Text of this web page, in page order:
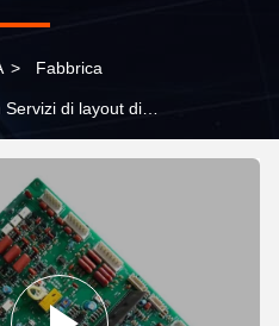
> Fabbrica
Servizi di layout di